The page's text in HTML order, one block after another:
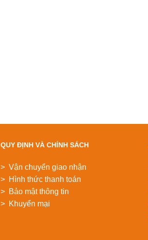
QUY ĐỊNH VÀ CHÍNH SÁCH
> Vận chuyển giao nhận
> Hình thức thanh toán
> Bảo mật thông tin
> Khuyển mại